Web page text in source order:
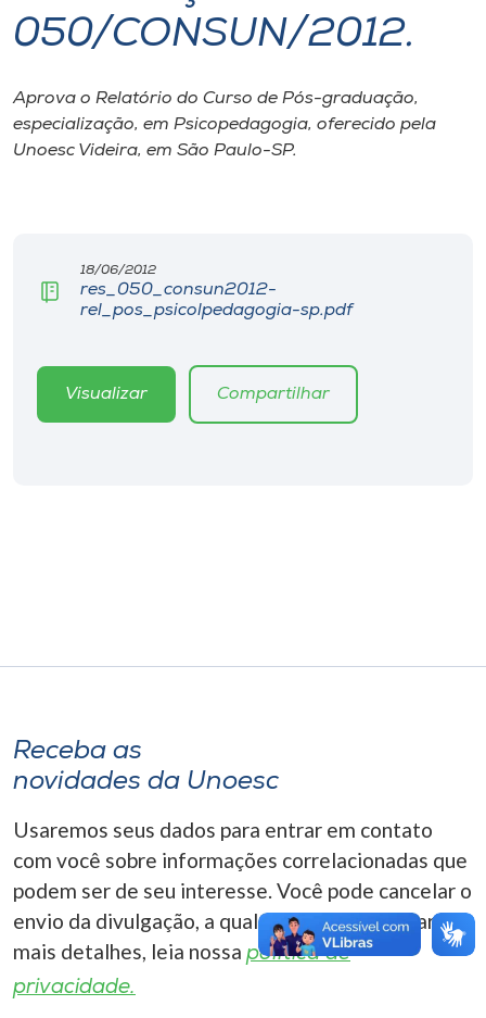
I.nova
Diplomados
Biblioteca
Editora
A-
050/CONSUN/2012.
Aprova o Relatório do Curso de Pós-graduação,
especialização, em Psicopedagogia, oferecido pela
Unoesc Videira, em São Paulo-SP.
18/06/2012
res_050_consun2012-
rel_pos_psicolpedagogia-sp.pdf
Visualizar Compartilhar
Receba as
novidades da Unoesc
Usaremos seus dados para entrar em contato
com você sobre informações correlacionadas que
podem ser de seu interesse. Você pode cancelar o
envio da divulgação, a qualquer momento. Para
mais detalhes, leia nossa política de
privacidade.